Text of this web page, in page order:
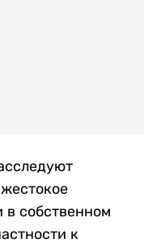
в собственном
к